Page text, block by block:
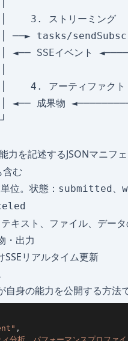
3. ストリーミ
SSEイベント
4. アーティファ
成果物
力を記述するJSONマニフ
む
位。状態： submitted、
テキスト、ファイル、デー
・出力
SSEリアルタイム更新
身の能力を公開する方法
,
分析、パフォーマンスプロファ